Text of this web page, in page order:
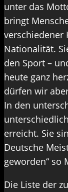
unter das
bringt
verschiedener
Nationalität.
den Sport –
heute ganz
dürfen wir
In den
erreicht. Sie
Deutsche
geworden“ so
Die Liste der